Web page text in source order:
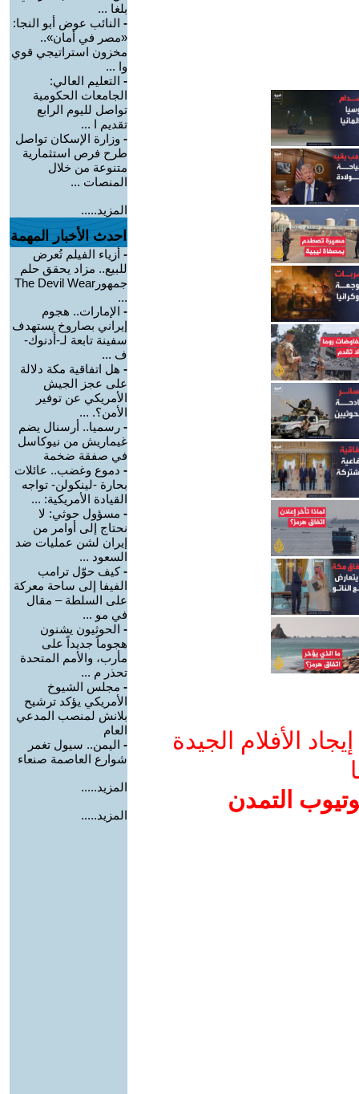
الأفلام الجيدة
التمدن
بلغا ...
- النائب عوض أبو النجا:
«مصر في أمان»..
مخزون استراتيجي قوي
وا ...
- التعليم العالي:
الجامعات الحكومية
تواصل لليوم الرابع
تقديم ا ...
- وزارة الإسكان تواصل
طرح فرص استثمارية
متنوعة من خلال
المنصات ...
المزيد.....
احدث الأخبار المهمة
- أزياء الفيلم تُعرض
للبيع.. مزاد يحقق حلم
جمهورThe Devil Wear
...
- الإمارات.. هجوم
إيراني بصاروخ يستهدف
سفينة تابعة لـ-أدنوك-
ف ...
- هل اتفاقية مكة دلالة
على عجز الجيش
الأمريكي عن توفير
الأمن؟. ...
- رسميا.. أرسنال يضم
غيماريش من نيوكاسل
في صفقة ضخمة
- دموع وغضب.. عائلات
بحارة -لينكولن- تواجه
القيادة الأمريكية: ...
- مسؤول حوثي: لا
نحتاج إلى أوامر من
إيران لشن عمليات ضد
السعود ...
-كيف حوّل ترامب
الفيفا إلى ساحة معركة
على السلطة – مقال
في مو ...
- الحوثيون يشنون
هجوماً جديداً على
مأرب، والأمم المتحدة
تحذر م ...
- مجلس الشيوخ
الأمريكي يؤكد ترشيح
بلانش لمنصب المدعي
العام
- اليمن.. سيول تغمر
شوارع العاصمة صنعاء
المزيد.....
المزيد.....